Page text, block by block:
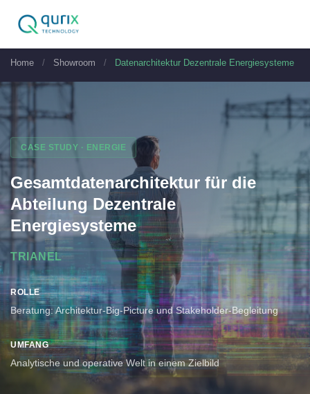
Home / Showroom / Datenarchitektur Dezentrale Energiesysteme
CASE STUDY · ENERGIE
Gesamtdatenarchitektur für die
Abteilung Dezentrale
Energiesysteme
TRIANEL
ROLLE
Beratung: Architektur-Big-Picture und Stakeholder-Begleitung
UMFANG
Analytische und operative Welt in einem Zielbild